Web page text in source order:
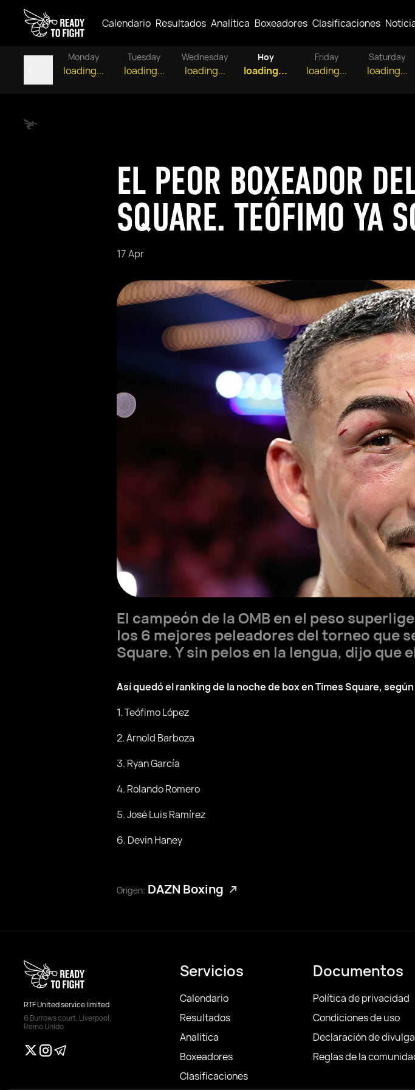
Calendario Resultados Analítica Boxeadores Clasificaciones
Monday
loading...
Tuesday
loading...
Wednesday
loading...
Hoy
loading...
Friday
loading...
Saturday
loading...
EL PEOR BOXEADOR
SQUARE. TEÓFIMO YA
17 Apr
El campeón de la OMB en el peso
los 6 mejores peleadores del torneo que
Square. Y sin pelos en la lengua, dijo que
Así quedó el ranking de la noche de box en Times Square,
1. Teófimo López
2. Arnold Barboza
3. Ryan García
4. Rolando Romero
5. José Luis Ramírez
6. Devin Haney
Origen: DAZN Boxing
RTF United service limited
6 Burrows court, Liverpool,
Reino Unido
Servicios
Calendario
Resultados
Analítica
Boxeadores
Clasificaciones
Documentos
Política de privacidad
Condiciones de uso
Declaración de
Reglas de la